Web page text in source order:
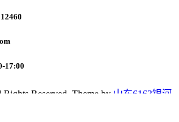
17:00
Reserved. Theme by 山东6163银河